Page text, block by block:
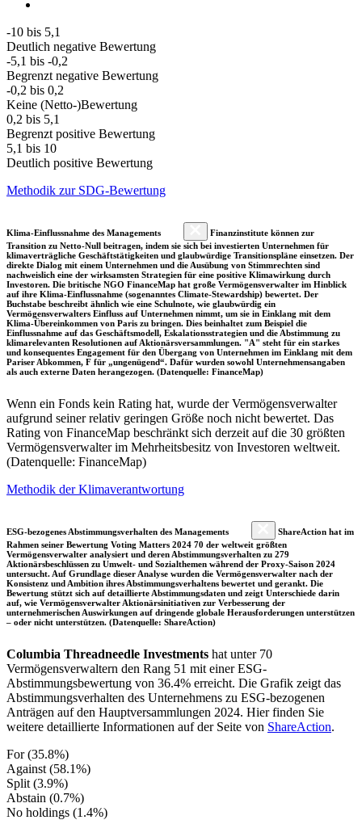
-10 bis 5,1
Deutlich negative Bewertung
-5,1 bis -0,2
Begrenzt negative Bewertung
-0,2 bis 0,2
Keine (Netto-)Bewertung
0,2 bis 5,1
Begrenzt positive Bewertung
5,1 bis 10
Deutlich positive Bewertung
Methodik zur SDG-Bewertung
Klima-Einflussnahme des Managements
Finanzinstitute können zur
Transition zu Netto-Null beitragen, indem sie sich bei investierten Unternehmen für
klimaverträgliche Geschäftstätigkeiten und glaubwürdige Transitionspläne einsetzen. Der
direkte Dialog mit einem Unternehmen und die Ausübung von Stimmrechten sind
nachweislich eine der wirksamsten Strategien für eine positive Klimawirkung durch
Investoren. Die britische NGO FinanceMap hat große Vermögensverwalter im Hinblick
auf ihre Klima-Einflussnahme (sogenanntes Climate-Stewardship) bewertet. Der
Buchstabe beschreibt ähnlich wie eine Schulnote, wie glaubwürdig ein
Vermögensverwalters Einfluss auf Unternehmen nimmt, um sie in Einklang mit dem
Klima-Übereinkommen von Paris zu bringen. Dies beinhaltet zum Beispiel die
Einflussnahme auf das Geschäftsmodell, Eskalationsstrategien und die Abstimmung zu
klimarelevanten Resolutionen auf Aktionärsversammlungen. "A" steht für ein starkes
und konsequentes Engagement für den Übergang von Unternehmen im Einklang mit dem
Pariser Abkommen, F für „ungenügend“. Dafür wurden sowohl Unternehmensangaben
als auch externe Daten herangezogen. (Datenquelle: FinanceMap)
Wenn ein Fonds kein Rating hat, wurde der Vermögensverwalter
aufgrund seiner relativ geringen Größe noch nicht bewertet. Das
Rating von FinanceMap beschränkt sich derzeit auf die 30 größten
Vermögensverwalter im Mehrheitsbesitz von Investoren weltweit.
(Datenquelle: FinanceMap)
Methodik der Klimaverantwortung
ESG-bezogenes Abstimmungsverhalten des Managements
ShareAction hat im
Rahmen seiner Bewertung Voting Matters 2024 70 der weltweit größten
Vermögensverwalter analysiert und deren Abstimmungsverhalten zu 279
Aktionärsbeschlüssen zu Umwelt- und Sozialthemen während der Proxy-Saison 2024
untersucht. Auf Grundlage dieser Analyse wurden die Vermögensverwalter nach der
Konsistenz und Ambition ihres Abstimmungsverhaltens bewertet und gerankt. Die
Bewertung stützt sich auf detaillierte Abstimmungsdaten und zeigt Unterschiede darin
auf, wie Vermögensverwalter Aktionärsinitiativen zur Verbesserung der
unternehmerischen Auswirkungen auf dringende globale Herausforderungen unterstützen
– oder nicht unterstützen. (Datenquelle: ShareAction)
Columbia Threadneedle Investments hat unter 70
Vermögensverwaltern den Rang 51 mit einer ESG-
Abstimmungsbewertung von 36.4% erreicht. Die Grafik zeigt das
Abstimmungsverhalten des Unternehmens zu ESG-bezogenen
Anträgen auf den Hauptversammlungen 2024. Hier finden Sie
weitere detaillierte Informationen auf der Seite von ShareAction.
For (35.8%)
Against (58.1%)
Split (3.9%)
Abstain (0.7%)
No holdings (1.4%)